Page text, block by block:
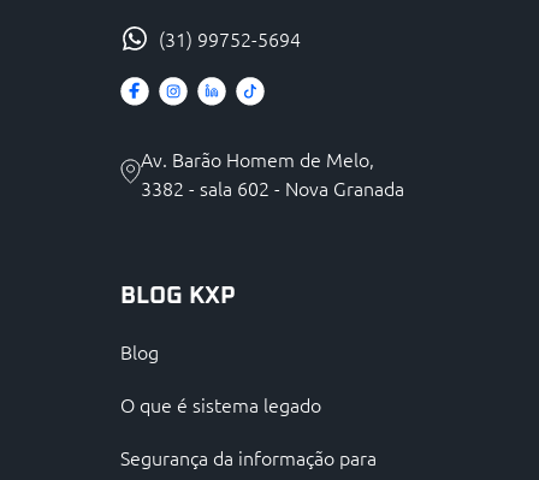
(31) 99752-5694
Av. Barão Homem de Melo,
3382 - sala 602 - Nova Granada
BLOG KXP
Blog
O que é sistema legado
Segurança da informação para